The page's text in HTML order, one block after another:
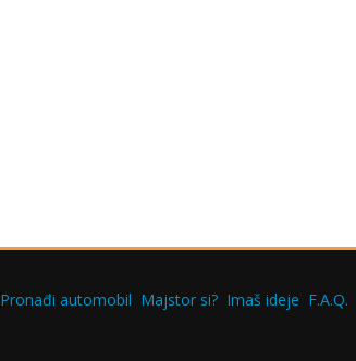
Pronađi automobil Majstor si? Imaš ideje F.A.Q.